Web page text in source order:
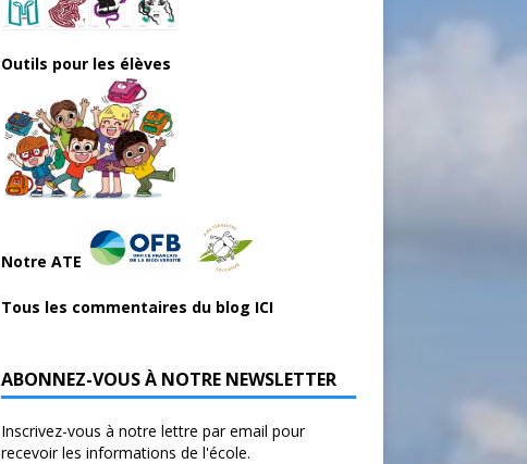
Outils pour les élèves
Notre ATE
Tous les commentaires du blog ICI
ABONNEZ-VOUS À NOTRE NEWSLETTER
Inscrivez-vous à notre lettre par email pour
recevoir les informations de l'école.